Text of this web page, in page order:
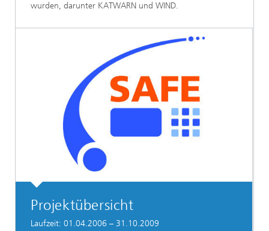
wurden, darunter KATWARN und WIND.
Projektübersicht
Laufzeit: 01.04.2006 – 31.10.2009